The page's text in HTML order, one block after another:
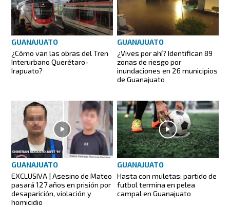
GUANAJUATO
¿Cómo van las obras del Tren
Interurbano Querétaro-
Irapuato?
GUANAJUATO
¿Vives por ahí? Identifican 89
zonas de riesgo por
inundaciones en 26 municipios
de Guanajuato
GUANAJUATO
EXCLUSIVA | Asesino de Mateo
pasará 127 años en prisión por
desaparición, violación y
homicidio
GUANAJUATO
Hasta con muletas: partido de
futbol termina en pelea
campal en Guanajuato